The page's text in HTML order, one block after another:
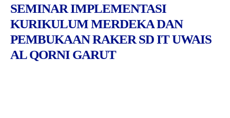
Pengumuman
Hubungi Kami
SEMINAR IMPLEMENTASI
KURIKULUM MERDEKA DAN
PEMBUKAAN RAKER SD IT UWAIS
AL QORNI GARUT